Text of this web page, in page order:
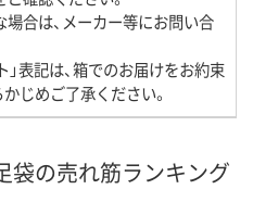
合は、メーカー等にお問い合
」表記は、箱でのお届けをお約束
じめご了承ください。
袋の売れ筋ランキング